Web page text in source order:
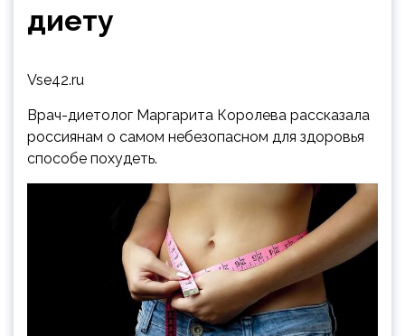
диету
Vse42.ru
Врач-диетолог Маргарита Королева рассказала
россиянам о самом небезопасном для здоровья
способе похудеть.